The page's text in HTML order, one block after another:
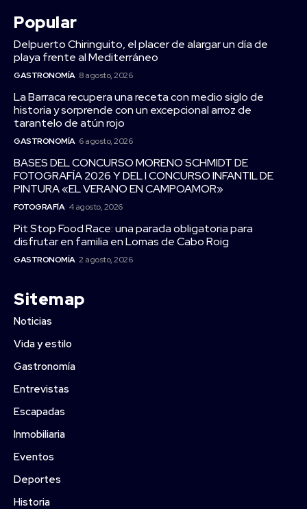
Popular
Delpuerto Chiringuito, el placer de alargar un día de
playa frente al Mediterráneo
GASTRONOMÍA 8 agosto, 2026
La Barraca recupera una receta con medio siglo de
historia y sorprende con un excepcional arroz de
tarantelo de atún rojo
GASTRONOMÍA 6 agosto, 2026
BASES DEL CONCURSO MORENO SCHMIDT DE
FOTOGRAFÍA 2026 Y DEL I CONCURSO INFANTIL DE
PINTURA «EL VERANO EN CAMPOAMOR»
FOTOGRAFÍA 4 agosto, 2026
Pit Stop Food Race: una parada obligatoria para
disfrutar en familia en Lomas de Cabo Roig
GASTRONOMÍA 2 agosto, 2026
Sitemap
Noticias
Vida y estilo
Gastronomía
Entrevistas
Escapadas
Inmobiliaria
Eventos
Deportes
Historia